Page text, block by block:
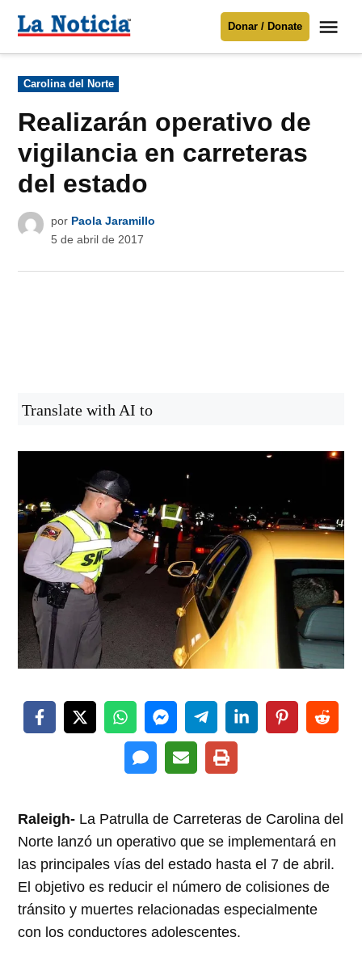
Para mantenerte informado necesitamos
Donar
contenido
Noticia
Donar / Donate
Publicado
en
Carolina del Norte
Realizarán operativo de
vigilancia en carreteras
del estado
por Paola Jaramillo
5 de abril de 2017
Translate with AI to
Raleigh- La Patrulla de Carreteras de Carolina del
Norte lanzó un operativo que se implementará en
las principales vías del estado hasta el 7 de abril.
El objetivo es reducir el número de colisiones de
tránsito y muertes relacionadas especialmente
con los conductores adolescentes.